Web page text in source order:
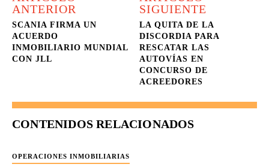
ANTERIOR
SCANIA FIRMA UN
ACUERDO
INMOBILIARIO MUNDIAL
CON JLL
SIGUIENTE
LA QUITA DE LA
DISCORDIA PARA
RESCATAR LAS
AUTOVÍAS EN
CONCURSO DE
ACREEDORES
CONTENIDOS RELACIONADOS
OPERACIONES INMOBILIARIAS